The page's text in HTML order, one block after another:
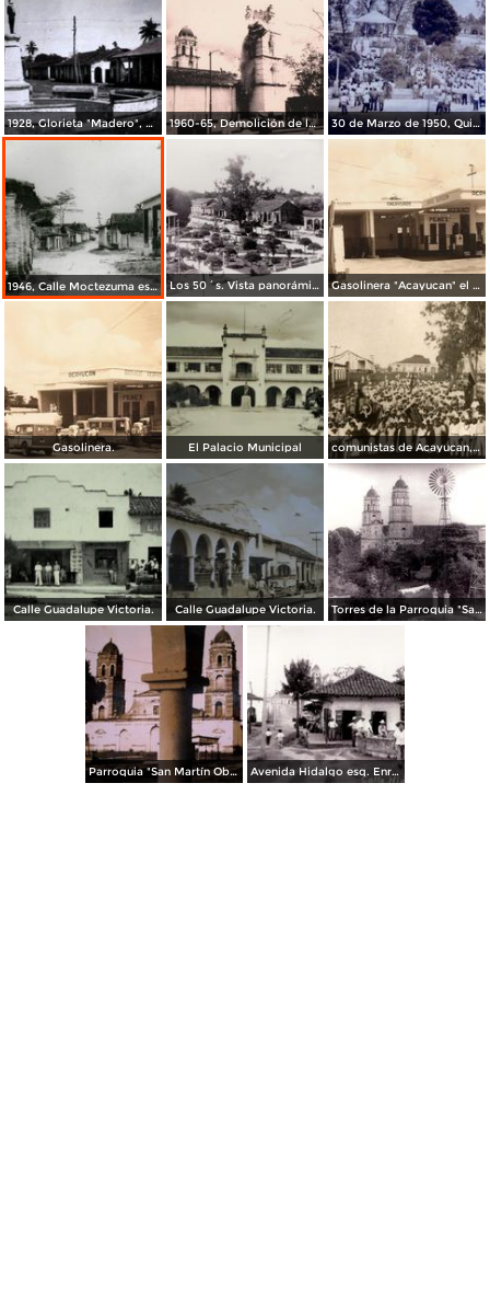
1928, Glorieta "Madero", ubicada en la calle Hidalgo esq. Enríquez. 1960-65, Demolición de la antigua parroquia "San Martín Obispo". 30 de Marzo de 1950, Quisco del Parque "Juárez".
1946, Calle Moctezuma esq. Vicente Guerrero. Los 50´s. Vista panorámica del Parque "Juárez", quiosco y la calle Guadalupe Victoria. Gasolinera "Acayucan" el administrador era el Sr. Artemio Antonio Ortíz (en la foto).
Gasolinera. El Palacio Municipal comunistas de Acayucan, 1930
Calle Guadalupe Victoria. Calle Guadalupe Victoria. Torres de la Parroquia "San Martín Obispo" y la bomba de agua potable.
Parroquia "San Martín Obispo" Avenida Hidalgo esq. Enríquez.